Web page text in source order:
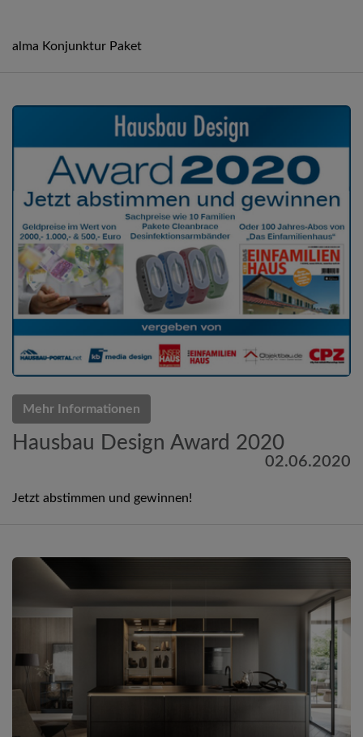
alma Konjunktur Paket
Mehr Informationen
Hausbau Design Award 2020
02.06.2020
Jetzt abstimmen und gewinnen!